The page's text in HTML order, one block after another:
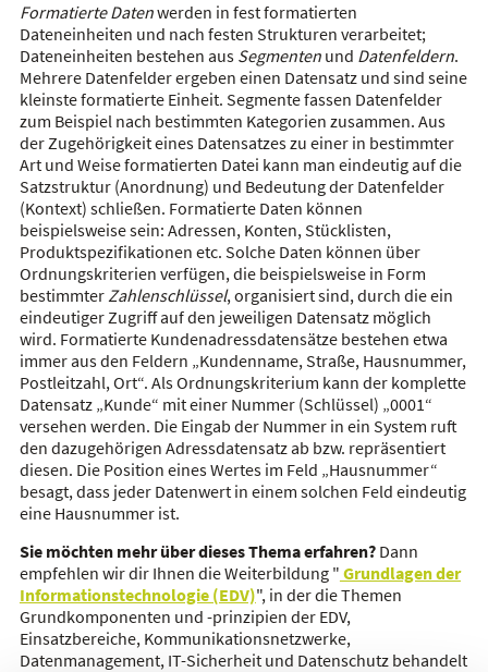
Formatierte Datenwerden in fest formatierten
Dateneinheiten und nach festen Strukturen verarbeitet;
Dateneinheiten bestehen aus Segmentenund Datenfeldern.
Mehrere Datenfelder ergeben einen Datensatz und sind seine
kleinste formatierte Einheit. Segmente fassen Datenfelder
zum Beispiel nach bestimmten Kategorien zusammen. Aus
der Zugehörigkeit eines Datensatzes zu einer in bestimmter
Art und Weise formatierten Datei kann man eindeutig auf die
Satzstruktur (Anordnung) und Bedeutung der Datenfelder
(Kontext) schließen. Formatierte Daten können
beispielsweise sein: Adressen, Konten, Stücklisten,
Produktspezifikationen etc. Solche Daten können über
Ordnungskriterien verfügen, die beispielsweise in Form
bestimmterZahlenschlüssel, organisiert sind, durch die ein
eindeutiger Zugriff auf den jeweiligen Datensatz möglich
wird. Formatierte Kundenadressdatensätze bestehen etwa
immer aus den Feldern „Kundenname, Straße, Hausnummer,
Postleitzahl, Ort“. Als Ordnungskriterium kann der komplette
Datensatz „Kunde“ mit einer Nummer (Schlüssel) „0001“
versehen werden. Die Eingab der Nummer in ein System ruft
den dazugehörigen Adressdatensatz ab bzw. repräsentiert
diesen. Die Position eines Wertes im Feld „Hausnummer“
besagt, dass jeder Datenwert in einem solchen Feld eindeutig
eine Hausnummer ist.
Sie möchten mehr über dieses Thema erfahren?Dann
empfehlen wir dir Ihnen die Weiterbildung " Grundlagen der
Informationstechnologie (EDV)", in der die Themen
Grundkomponenten und -prinzipien der EDV,
Einsatzbereiche, Kommunikationsnetzwerke,
Datenmanagement, IT-Sicherheit und Datenschutz behandelt